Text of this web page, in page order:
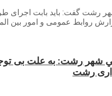
رشت گفت: باید بابت اجرای
روابط عمومی و امور بین
شهر رشت: به علت بی
رشت